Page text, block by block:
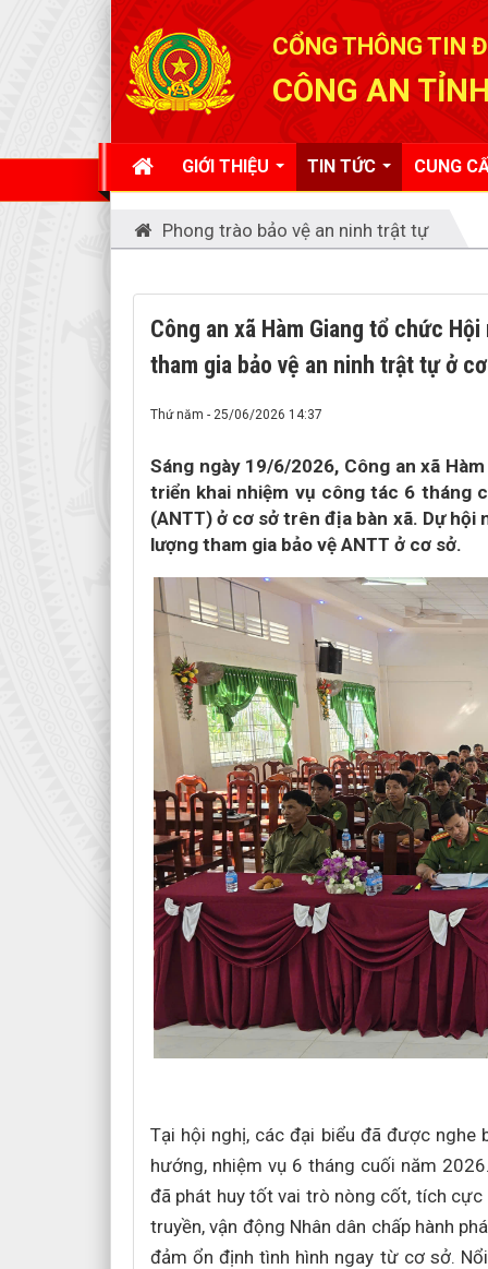
CỔNG THÔNG TIN
CÔNG AN
GIỚI THIỆU TIN TỨC CUNG
Phong trào bảo vệ an ninh trật tự
Công an xã Hàm Giang tổ chức
tham gia bảo vệ an ninh trật tự ở
Thứ năm - 25/06/2026 14:37
Sáng ngày 19/6/2026, Công an xã
triển khai nhiệm vụ công tác 6 tháng
(ANTT) ở cơ sở trên địa bàn xã. Dự
lượng tham gia bảo vệ ANTT ở cơ sở.
Tại hội nghị, các đại biểu đã được
hướng, nhiệm vụ 6 tháng cuối năm
đã phát huy tốt vai trò nòng cốt, tích
truyền, vận động Nhân dân chấp hành
đảm ổn định tình hình ngay từ cơ sở.